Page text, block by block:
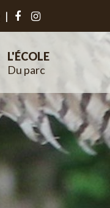
|
L'ÉCOLE
Du parc